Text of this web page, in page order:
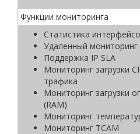
Функции мониторинга
Статистика
Удаленный мониторинг
Поддержка IP SLA
Мониторинг загрузки
трафика
Мониторинг загрузки
(RAM)
Мониторинг
Мониторинг TCAM